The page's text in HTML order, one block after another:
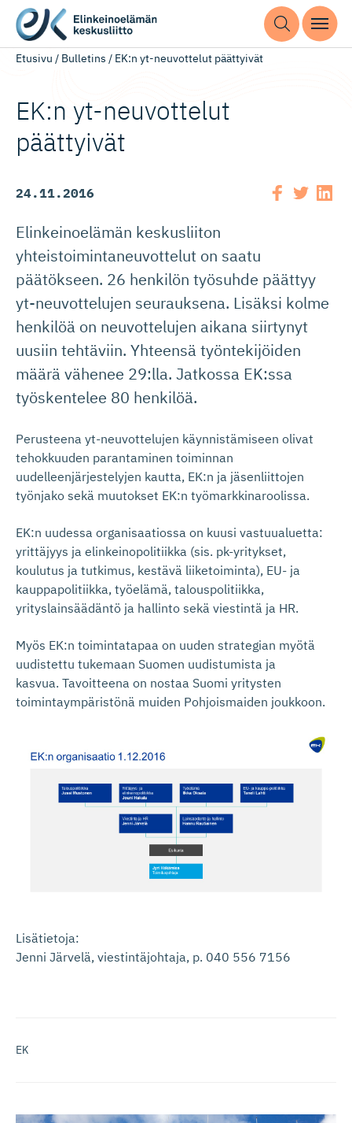
Etusivu / Bulletins / EK:n yt-neuvottelut päättyivät
EK:n yt-neuvottelut
päättyivät
24.11.2016
Elinkeinoelämän keskusliiton
yhteistoimintaneuvottelut on saatu
päätökseen. 26 henkilön työsuhde päättyy
yt-neuvottelujen seurauksena. Lisäksi kolme
henkilöä on neuvottelujen aikana siirtynyt
uusiin tehtäviin. Yhteensä työntekijöiden
määrä vähenee 29:lla. Jatkossa EK:ssa
työskentelee 80 henkilöä.
Perusteena yt-neuvottelujen käynnistämiseen olivat
tehokkuuden parantaminen toiminnan
uudelleenjärjestelyjen kautta, EK:n ja jäsenliittojen
työnjako sekä muutokset EK:n työmarkkinaroolissa.
EK:n uudessa organisaatiossa on kuusi vastuualuetta:
yrittäjyys ja elinkeinopolitiikka (sis. pk-yritykset,
koulutus ja tutkimus, kestävä liiketoiminta), EU- ja
kauppapolitiikka, työelämä, talouspolitiikka,
yrityslainsäädäntö ja hallinto sekä viestintä ja HR.
Myös EK:n toimintatapaa on uuden strategian myötä
uudistettu tukemaan Suomen uudistumista ja
kasvua. Tavoitteena on nostaa Suomi yritysten
toimintaympäristönä muiden Pohjoismaiden joukkoon.
Lisätietoja:
Jenni Järvelä, viestintäjohtaja, p. 040 556 7156
EK